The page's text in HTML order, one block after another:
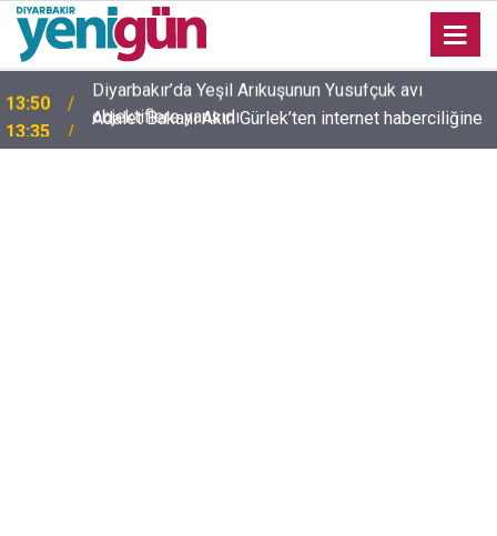
13:35
Adalet Bakanı Akın Gürlek’ten internet haberciliğine
güvence: Ekim ayında Meclis'e geliyor